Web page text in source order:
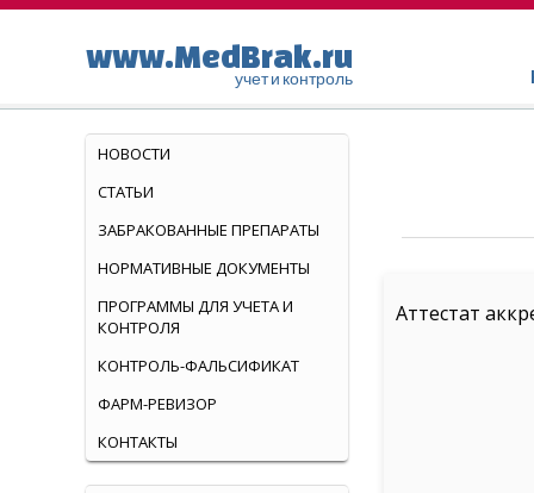
www.MedBrak.ru
учет и контроль
Аттестат
НОВОСТИ
СТАТЬИ
ЗАБРАКОВАННЫЕ ПРЕПАРАТЫ
НОРМАТИВНЫЕ ДОКУМЕНТЫ
ПРОГРАММЫ ДЛЯ УЧЕТА И
КОНТРОЛЯ
КОНТРОЛЬ-ФАЛЬСИФИКАТ
ФАРМ-РЕВИЗОР
КОНТАКТЫ